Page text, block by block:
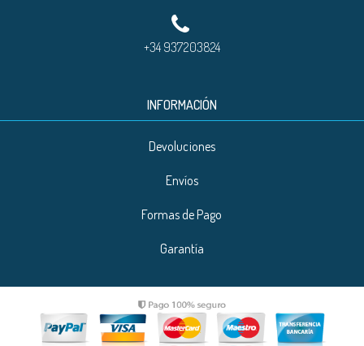
+34 937203824
INFORMACIÓN
Devoluciones
Envíos
Formas de Pago
Garantía